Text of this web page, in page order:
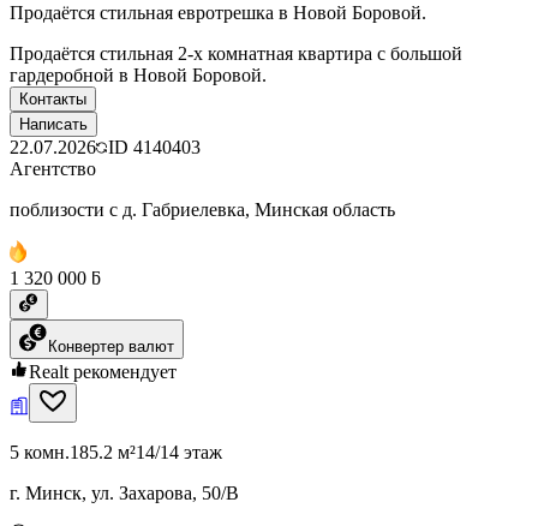
Продаётся стильная евротрешка в Новой Боровой.
Продаётся стильная 2-х комнатная квартира с большой
гардеробной в Новой Боровой.
Контакты
Написать
22.07.2026 ID 4140403
Агентство
поблизости с д. Габриелевка, Минская область
1 320 000 ƃ
Конвертер валют
Realt рекомендует
5 комн.185.2 м²14/14 этаж
г. Минск, ул. Захарова, 50/В